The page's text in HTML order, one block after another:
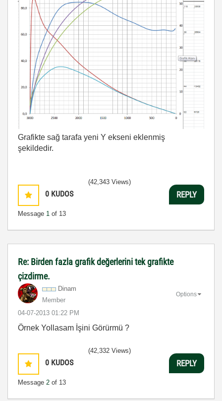
Grafikte sağ tarafa yeni Y ekseni eklenmiş
şekildedir.
0 KUDOS
Message 1 of 13
(42,343 Views)
REPLY
Re: Birden fazla grafik değerlerini tek grafikte
çizdirme.
Dinam
Member
‎04-07-2013 01:22 PM
Options
Örnek Yollasam İşini Görürmü ?
0 KUDOS
Message 2 of 13
(42,332 Views)
REPLY